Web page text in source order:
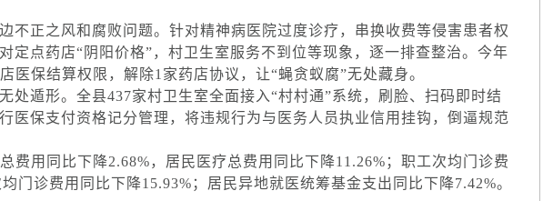
正之风和腐败问题。针对精神病医院过度诊疗，串换收费等侵害患者权
定点药店“阴阳价格”，村卫生室服务不到位等现象，逐一排查整治。今年
医保结算权限，解除1家药店协议，让“蝇贪蚁腐”无处藏身。
遁形。全县437家村卫生室全面接入“村村通”系统，刷脸、扫码即时结
医保支付资格记分管理，将违规行为与医务人员执业信用挂钩，倒逼规范
用同比下降2.68%，居民医疗总费用同比下降11.26%；职工次均门诊费
门诊费用同比下降15.93%；居民异地就医统筹基金支出同比下降7.42%。